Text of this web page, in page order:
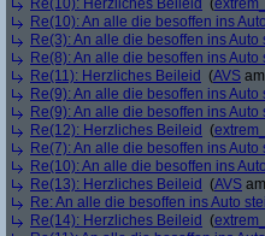
Re(10): Herzliches Beileid (
Re(10): An alle die besoffen ins
Re(3): An alle die besoffen ins Auto
Re(8): An alle die besoffen ins Auto
Re(11): Herzliches Beileid (AVS
Re(9): An alle die besoffen ins Auto
Re(9): An alle die besoffen ins Auto
Re(12): Herzliches Beileid (
Re(7): An alle die besoffen ins Auto
Re(10): An alle die besoffen ins
Re(13): Herzliches Beileid (AVS
Re: An alle die besoffen ins Auto
Re(14): Herzliches Beileid (